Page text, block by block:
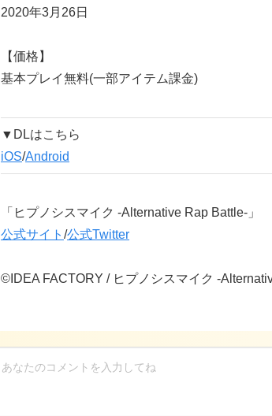
2020年3月26日
【価格】
基本プレイ無料(一部アイテム課金)
▼DLはこちら
iOS/Android
「ヒプノシスマイク -Alternative Rap Battle-」
公式サイト /公式Twitter
©IDEA FACTORY / ヒプノシスマイク -